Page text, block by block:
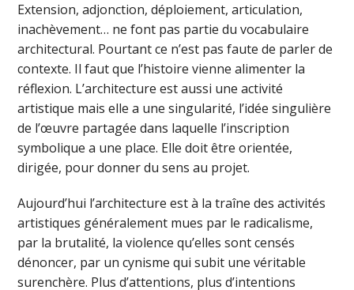
Extension, adjonction, déploiement, articulation,
inachèvement… ne font pas partie du vocabulaire
architectural. Pourtant ce n’est pas faute de parler de
contexte. Il faut que l’histoire vienne alimenter la
réflexion. L’architecture est aussi une activité
artistique mais elle a une singularité, l’idée singulière
de l’œuvre partagée dans laquelle l’inscription
symbolique a une place. Elle doit être orientée,
dirigée, pour donner du sens au projet.
Aujourd’hui l’architecture est à la traîne des activités
artistiques généralement mues par le radicalisme,
par la brutalité, la violence qu’elles sont censés
dénoncer, par un cynisme qui subit une véritable
surenchère. Plus d’attentions, plus d’intentions